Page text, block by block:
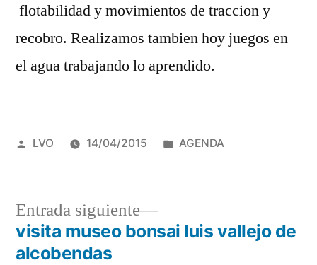
flotabilidad y movimientos de traccion y
recobro. Realizamos tambien hoy juegos en
el agua trabajando lo aprendido.
Publicado
LVO 14/04/2015
Publicado
AGENDA
Navegación
Entrada siguiente
Entrada
siguiente:
visita museo bonsai luis vallejo de
alcobendas